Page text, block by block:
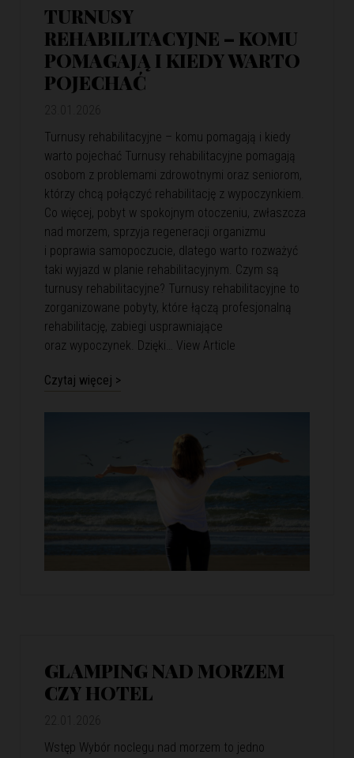
TURNUSY
REHABILITACYJNE – KOMU
POMAGAJĄ I KIEDY WARTO
POJECHAĆ
Turnusy rehabilitacyjne – komu pomagają i kiedy
warto pojechać Turnusy rehabilitacyjne pomagają
osobom z problemami zdrowotnymi oraz seniorom,
którzy chcą połączyć rehabilitację z wypoczynkiem.
Co więcej, pobyt w spokojnym otoczeniu, zwłaszcza
nad morzem, sprzyja regeneracji organizmu
i poprawia samopoczucie, dlatego warto rozważyć
taki wyjazd w planie rehabilitacyjnym. Czym są
turnusy rehabilitacyjne? Turnusy rehabilitacyjne to
zorganizowane pobyty, które łączą profesjonalną
rehabilitację, zabiegi usprawniające
oraz wypoczynek. Dzięki… View Article
Czytaj więcej >
GLAMPING NAD MORZEM
CZY HOTEL
Wstęp Wybór noclegu nad morzem to jedno